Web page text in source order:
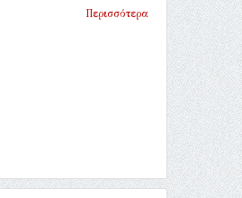
Περισσότερα